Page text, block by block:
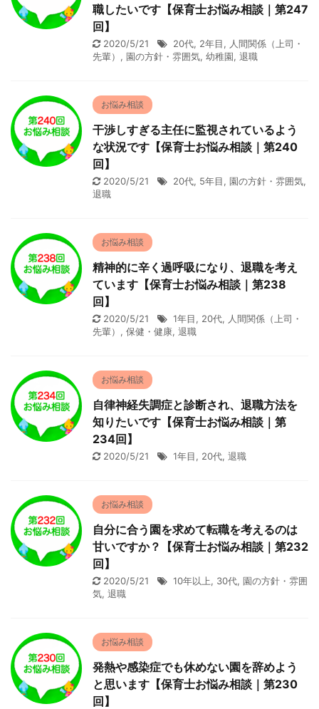
職したいです【保育士お悩み相談｜第247
回】
2020/5/21 20代, 2年目, 人間関係（上司・
先輩） , 園の方針・雰囲気, 幼稚園, 退職
お悩み相談
干渉しすぎる主任に監視されているよう
な状況です【保育士お悩み相談｜第240
回】
2020/5/21 20代, 5年目, 園の方針・雰囲気,
退職
お悩み相談
精神的に辛く過呼吸になり、退職を考え
ています【保育士お悩み相談｜第238
回】
2020/5/21 1年目, 20代, 人間関係（上司・
先輩） , 保健・健康, 退職
お悩み相談
自律神経失調症と診断され、退職方法を
知りたいです【保育士お悩み相談｜第
234回】
2020/5/21 1年目, 20代, 退職
お悩み相談
自分に合う園を求めて転職を考えるのは
甘いですか？【保育士お悩み相談｜第232
回】
2020/5/21 10年以上, 30代, 園の方針・雰囲
気, 退職
お悩み相談
発熱や感染症でも休めない園を辞めよう
と思います【保育士お悩み相談｜第230
回】